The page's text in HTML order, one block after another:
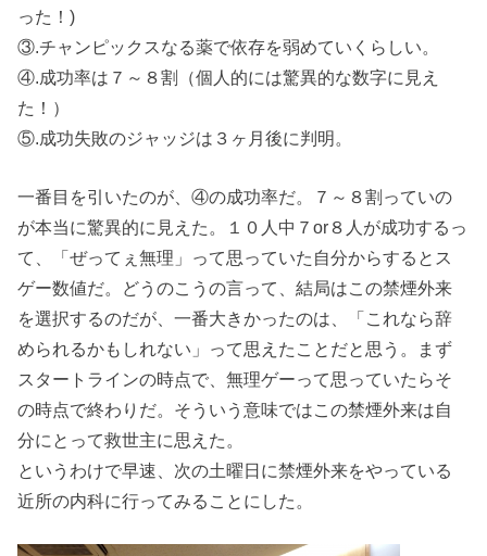
った！)
③.チャンピックスなる薬で依存を弱めていくらしい。
④.成功率は７～８割（個人的には驚異的な数字に見え
た！）
⑤.成功失敗のジャッジは３ヶ月後に判明。
一番目を引いたのが、④の成功率だ。７～８割っていの
が本当に驚異的に見えた。１０人中７or８人が成功するっ
て、「ぜってぇ無理」って思っていた自分からするとス
ゲー数値だ。どうのこうの言って、結局はこの禁煙外来
を選択するのだが、一番大きかったのは、「これなら辞
められるかもしれない」って思えたことだと思う。まず
スタートラインの時点で、無理ゲーって思っていたらそ
の時点で終わりだ。そういう意味ではこの禁煙外来は自
分にとって救世主に思えた。
というわけで早速、次の土曜日に禁煙外来をやっている
近所の内科に行ってみることにした。